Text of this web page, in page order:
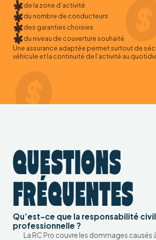
de la zone d’activité
du nombre de conducteurs
des garanties choisies
du niveau de couverture souhaité
Une assurance adaptée permet surtout de
véhicule et la continuité de l’activité au
QUESTIONS
FRÉQUENTES
Qu’est-ce que la responsabilité
professionnelle ?
La RC Pro couvre les dommages causés